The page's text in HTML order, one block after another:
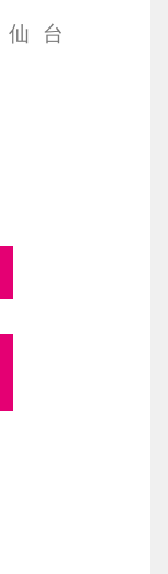
仙 台